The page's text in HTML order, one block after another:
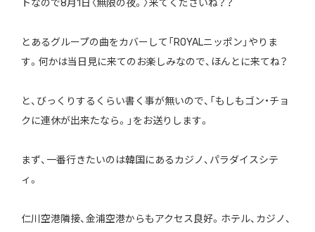
トなので8月1日〈無限の夜。〉来てくださいね？？
とあるグループの曲をカバーして「ROYALニッポン」やりま
す。何かは当日見に来てのお楽しみなので、ほんとに来てね？
と、びっくりするくらい書く事が無いので、「もしもゴン・チョ
クに連休が出来たなら。」をお送りします。
まず、一番行きたいのは韓国にあるカジノ、パラダイスシテ
ィ。
仁川空港隣接、金浦空港からもアクセス良好。ホテル、カジノ、